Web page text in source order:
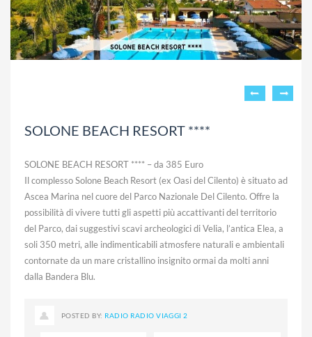
SOLONE BEACH RESORT ****
SOLONE BEACH RESORT **** – da 385 Euro
Il complesso Solone Beach Resort (ex Oasi del Cilento) è situato ad
Ascea Marina nel cuore del Parco Nazionale Del Cilento. Offre la
possibilità di vivere tutti gli aspetti più accattivanti del territorio
del Parco, dai suggestivi scavi archeologici di Velia, l’antica Elea, a
soli 350 metri, alle indimenticabili atmosfere naturali e ambientali
contornate da un mare cristallino insignito ormai da molti anni
dalla Bandera Blu.
POSTED BY: RADIO RADIO VIAGGI 2